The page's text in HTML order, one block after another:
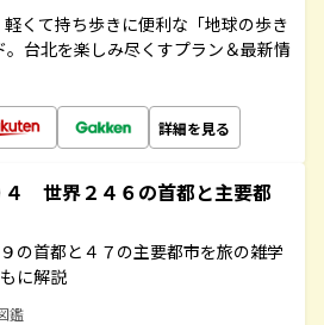
くて持ち歩きに便利な「地球の歩き
台北を楽しみ尽くすプラン＆最新情
詳細を見る
４ 世界２４６の首都と主要都
の首都と４７の主要都市を旅の雑学
に解説
鑑